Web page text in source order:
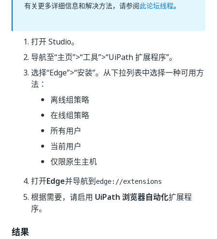
有关更多详细信息和解决方法，请参阅此论坛线程。
打开 Studio。
导航至“主页”>“工具”>“UiPath 扩展程序”。
选择“Edge”>“安装”。从下拉列表中选择一种可用方
法：
离线组策略
在线组策略
所有用户
当前用户
仅限原生主机
打开Edge并导航到edge://extensions
根据需要，请启用 UiPath 浏览器自动化扩展程
序。
结果